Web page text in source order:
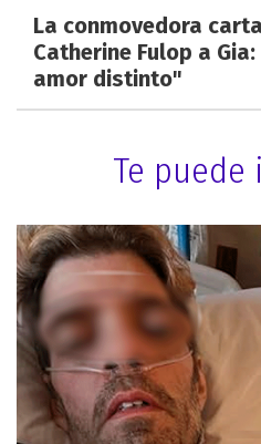
La conmovedora
Catherine Fulop a
amor distinto"
Te puede